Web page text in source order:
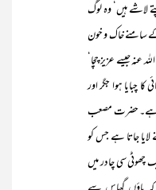
لاشے ہیں‘ وہ لوگ
سامنے خاک و خون
جیسے عزیز چچا‘
چبایا ہوا جگر اور
ہے۔ حضرت مصعب
لایا جاتا ہے جس کو
چھوٹی سی چادر میں